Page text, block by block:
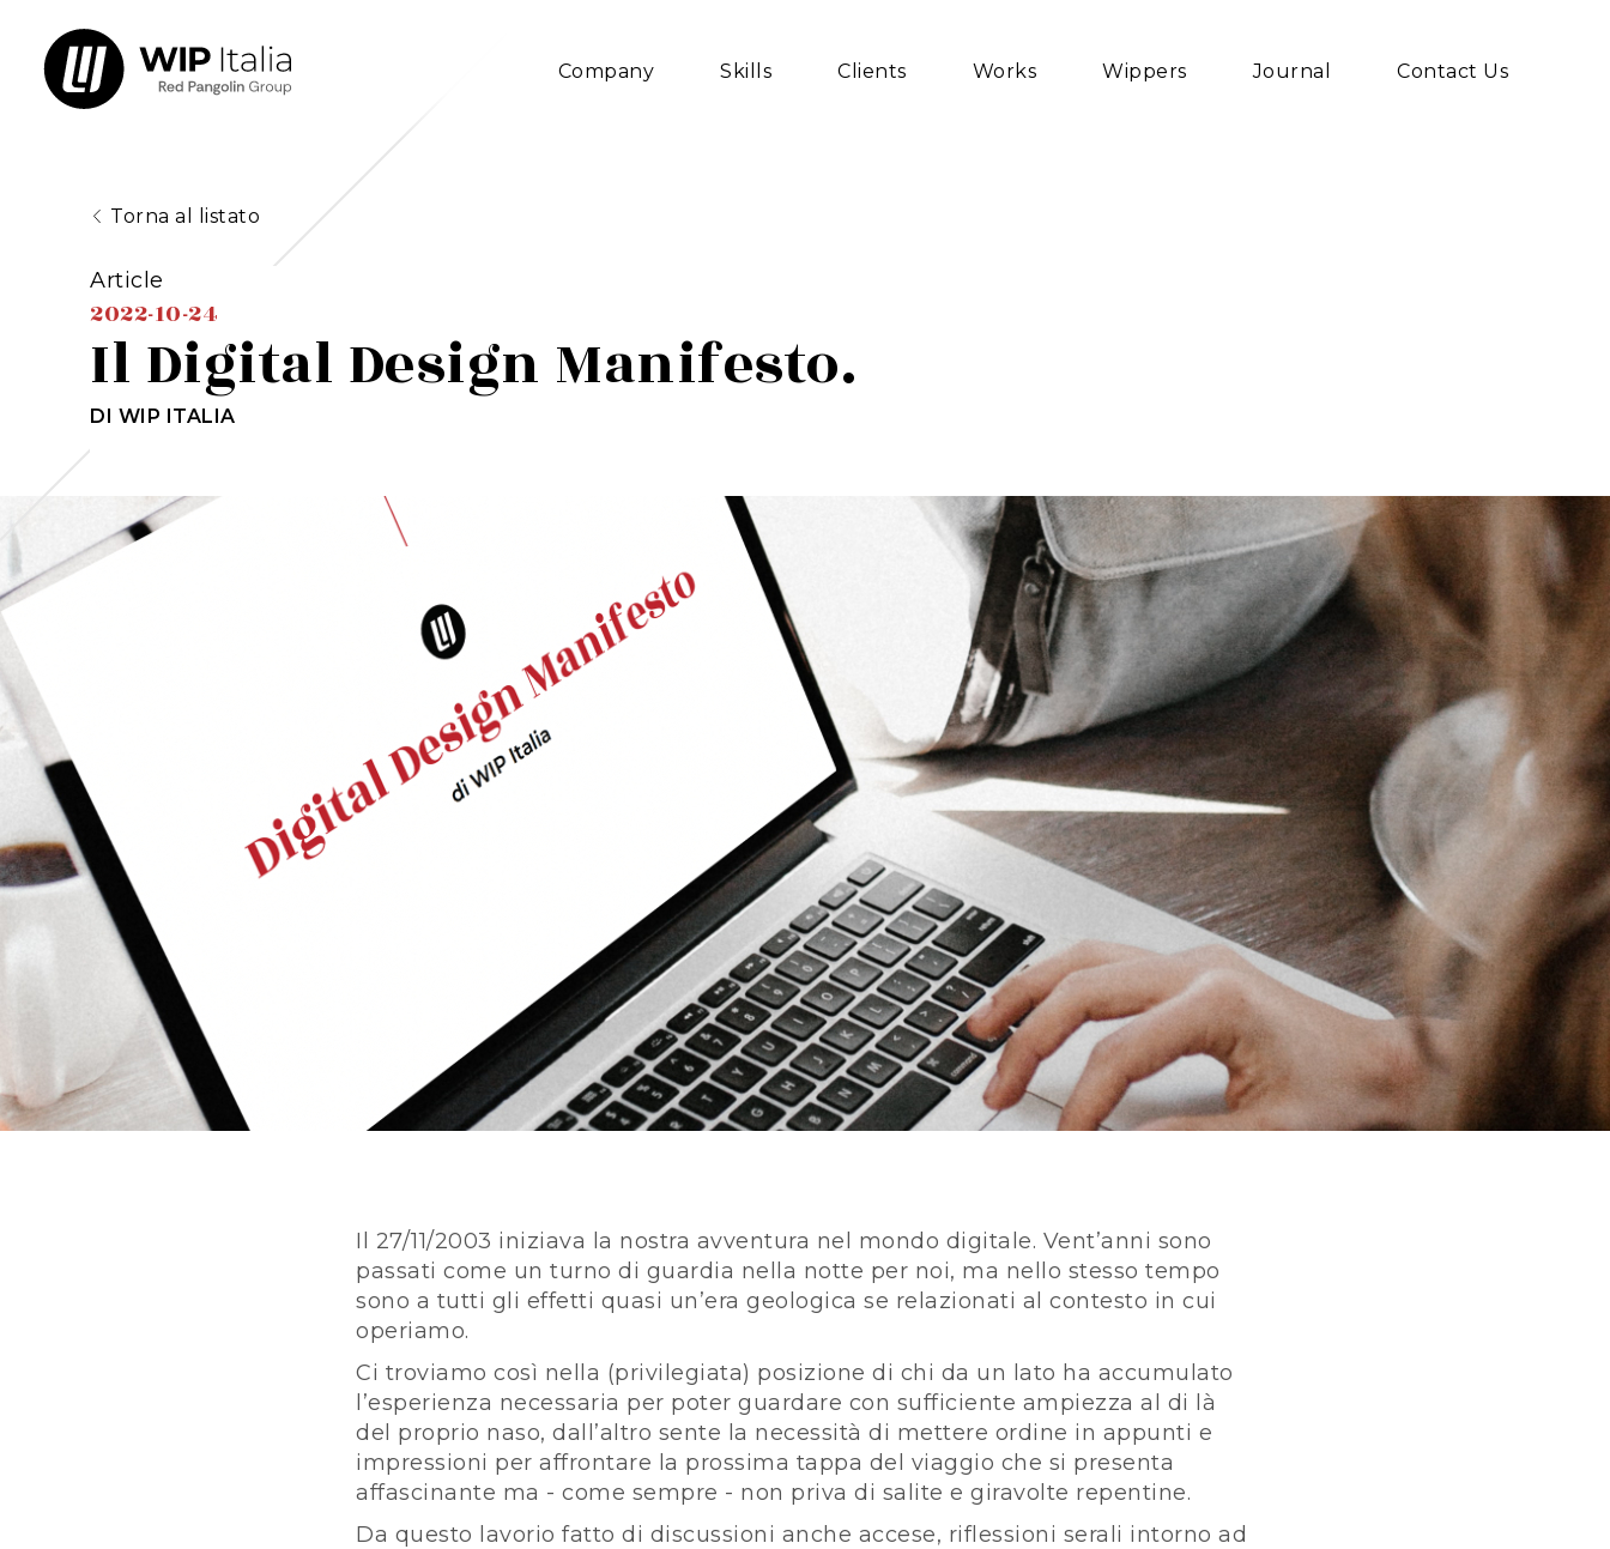
Company Skills Clients Works Wippers Journal Contact Us
Torna al listato
Article
2022-10-24
Il Digital Design Manifesto.
DI WIP ITALIA
Il 27/11/2003 iniziava la nostra avventura nel mondo digitale. Vent’anni sono
passati come un turno di guardia nella notte per noi, ma nello stesso tempo
sono a tutti gli effetti quasi un’era geologica se relazionati al contesto in cui
operiamo.
Ci troviamo così nella (privilegiata) posizione di chi da un lato ha accumulato
l’esperienza necessaria per poter guardare con sufficiente ampiezza al di là
del proprio naso, dall’altro sente la necessità di mettere ordine in appunti e
impressioni per affrontare la prossima tappa del viaggio che si presenta
affascinante ma - come sempre - non priva di salite e giravolte repentine.
Da questo lavorio fatto di discussioni anche accese, riflessioni serali intorno ad